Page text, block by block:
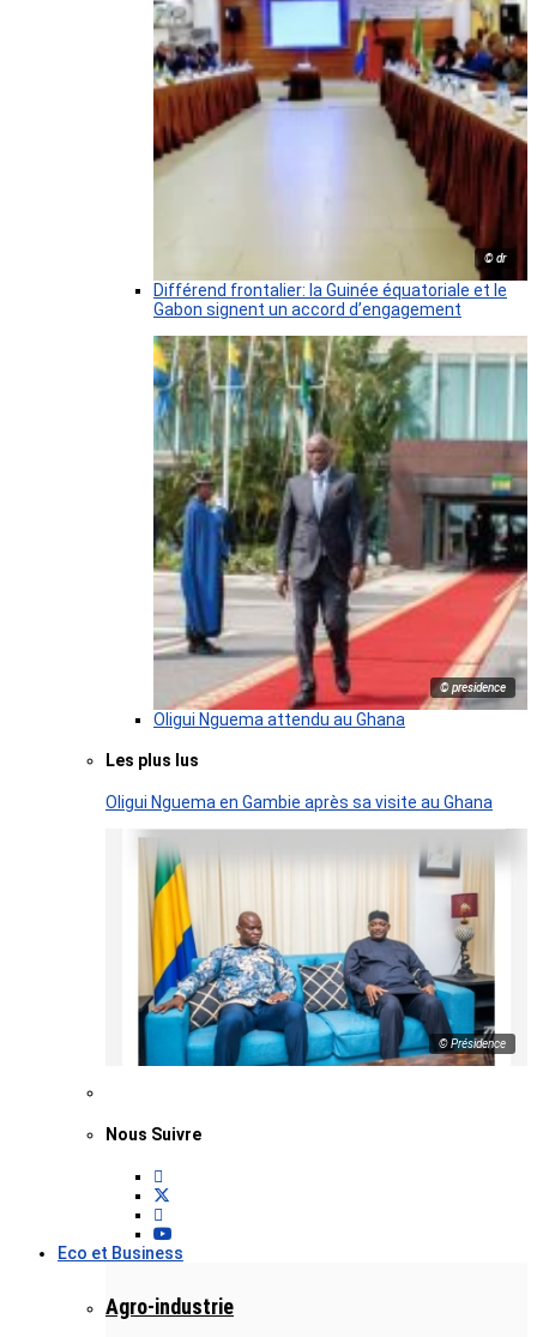
© dr
Différend frontalier: la Guinée équatoriale et le
Gabon signent un accord d’engagement
© presidence
Oligui Nguema attendu au Ghana
Les plus lus
Oligui Nguema en Gambie après sa visite au Ghana
© Présidence
Nous Suivre
Eco et Business
Agro-industrie